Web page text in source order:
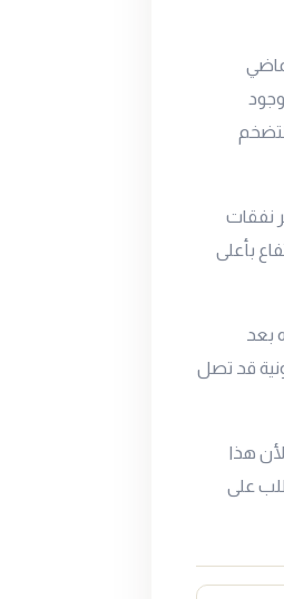
نفقات
بأعلى
بعد
قد تصل
للأونصة، نظراً لأن هذا
على